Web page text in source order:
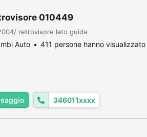
010449
retrovisore lato guida
Auto 411 persone hanno visualizzato
346011xxxx